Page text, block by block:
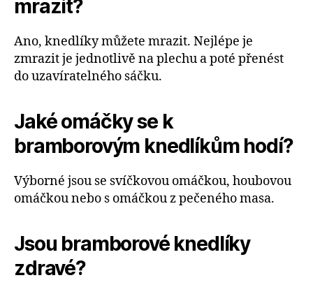
mrazit?
Ano, knedlíky můžete mrazit. Nejlépe je
zmrazit je jednotlivě na plechu a poté přenést
do uzavíratelného sáčku.
Jaké omáčky se k
bramborovým knedlíkům hodí?
Výborné jsou se svíčkovou omáčkou, houbovou
omáčkou nebo s omáčkou z pečeného masa.
Jsou bramborové knedlíky
zdravé?